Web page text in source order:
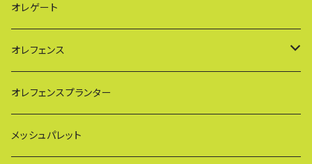
FXG（一輪/傾斜地対応アルミゲート）
HXG（傾斜地対応アルミゲート）
AXG（パネル兼用タイプ）
MXG（最高級 パネル兼用タイプ）
大型サイズ KB93
特大サイズ KB108
奥行ワイド KB114
シンプルモデル KB90-PT
QXGシリーズ（ご家庭用）
SXGシリーズ(ご家庭用/ペットゲート)
VXGシリーズ（ご家庭用）
WXGシリーズ（ご家庭用）
オレゲート
オレフェンス
幅60cmタイプ
幅90cmタイプ
オレフェンスプランター
メッシュパレット